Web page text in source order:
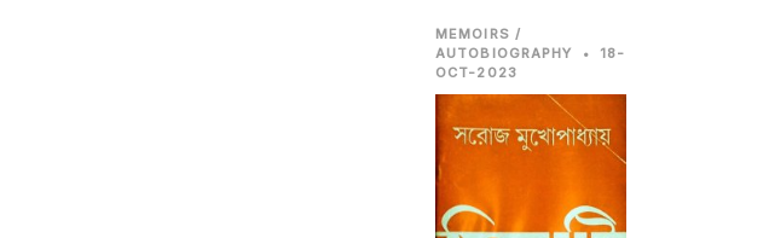
MEMOIRS /
AUTOBIOGRAPHY
•
18-
OCT-2023